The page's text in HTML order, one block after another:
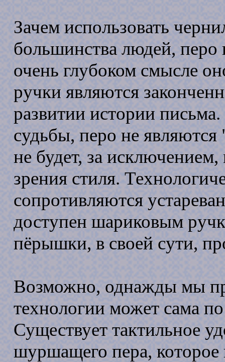
Зачем использовать
большинства людей,
очень глубоком смысле
ручки являются
развитии истории
судьбы, перо не
не будет, за
зрения стиля.
сопротивляются
доступен шариковым
пёрышки, в своей сути,
Возможно, однажды мы
технологии может сама
Существует тактильное
шуршащего пера, которое